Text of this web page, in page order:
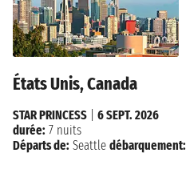
États Unis, Canada
STAR PRINCESS
6 SEPT. 2026
durée: 7 nuits
Départs de: Seattle débarquement: